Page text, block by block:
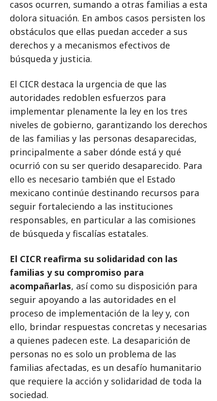
casos ocurren, sumando a otras familias a esta
dolora situación. En ambos casos persisten los
obstáculos que ellas puedan acceder a sus
derechos y a mecanismos efectivos de
búsqueda y justicia.
El CICR destaca la urgencia de que las
autoridades redoblen esfuerzos para
implementar plenamente la ley en los tres
niveles de gobierno, garantizando los derechos
de las familias y las personas desaparecidas,
principalmente a saber dónde está y qué
ocurrió con su ser querido desaparecido. Para
ello es necesario también que el Estado
mexicano continúe destinando recursos para
seguir fortaleciendo a las instituciones
responsables, en particular a las comisiones
de búsqueda y fiscalías estatales.
El CICR reafirma su solidaridad con las
familias y su compromiso para
acompañarlas, así como su disposición para
seguir apoyando a las autoridades en el
proceso de implementación de la ley y, con
ello, brindar respuestas concretas y necesarias
a quienes padecen este. La desaparición de
personas no es solo un problema de las
familias afectadas, es un desafío humanitario
que requiere la acción y solidaridad de toda la
sociedad.